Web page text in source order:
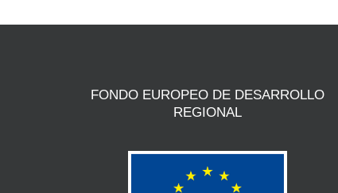
FONDO EUROPEO DE DESARROLLO
REGIONAL